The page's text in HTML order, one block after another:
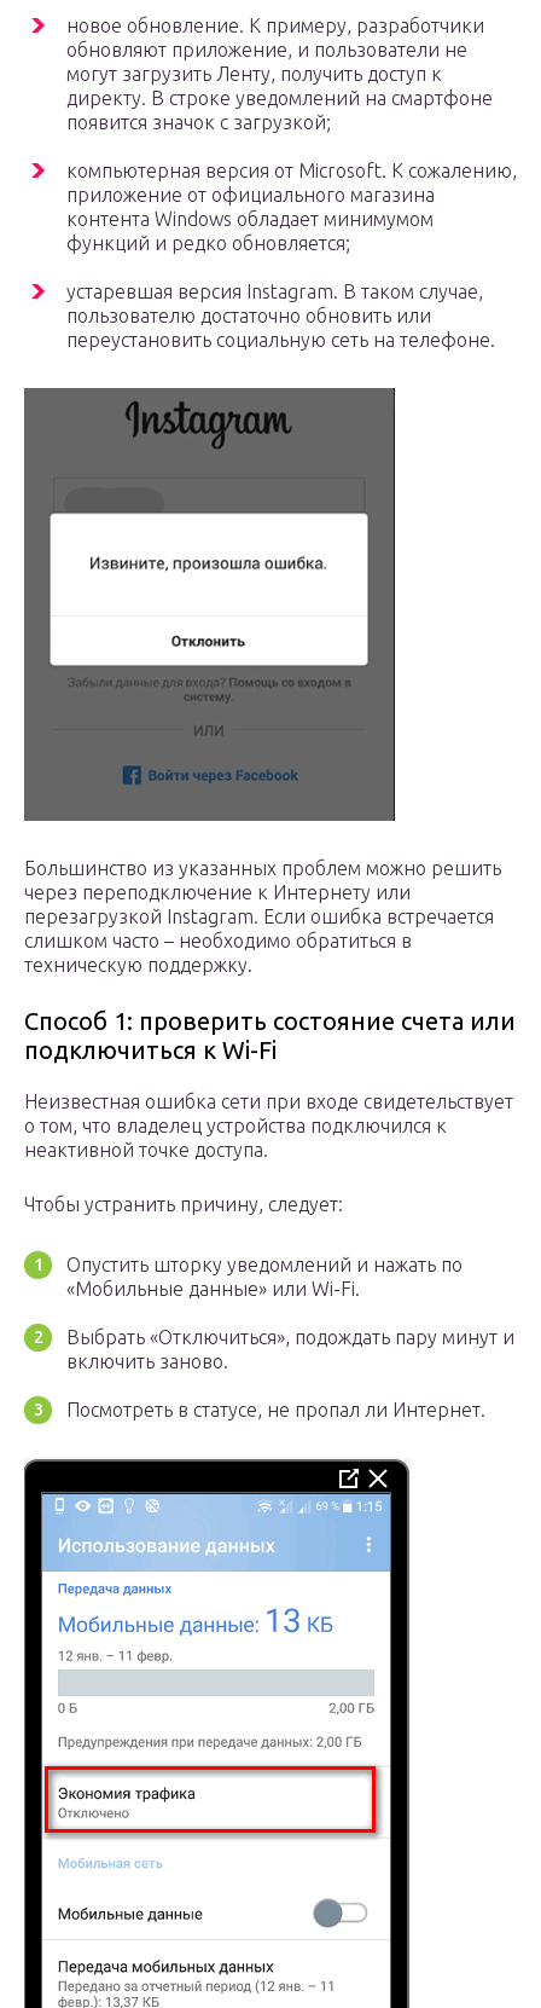
новое обновление. К примеру, разработчики
обновляют приложение, и пользователи не
могут загрузить Ленту, получить доступ к
директу. В строке уведомлений на смартфоне
появится значок с загрузкой;
компьютерная версия от Microsoft. К сожалению,
приложение от официального магазина
контента Windows обладает минимумом
функций и редко обновляется;
устаревшая версия Instagram. В таком случае,
пользователю достаточно обновить или
переустановить социальную сеть на телефоне.
Большинство из указанных проблем можно решить
через переподключение к Интернету или
перезагрузкой Instagram. Если ошибка встречается
слишком часто – необходимо обратиться в
техническую поддержку.
Способ 1: проверить состояние счета или
подключиться к Wi-Fi
Неизвестная ошибка сети при входе свидетельствует
о том, что владелец устройства подключился к
неактивной точке доступа.
Чтобы устранить причину, следует:
Опустить шторку уведомлений и нажать по
«Мобильные данные» или Wi-Fi.
Выбрать «Отключиться», подождать пару минут и
включить заново.
Посмотреть в статусе, не пропал ли Интернет.